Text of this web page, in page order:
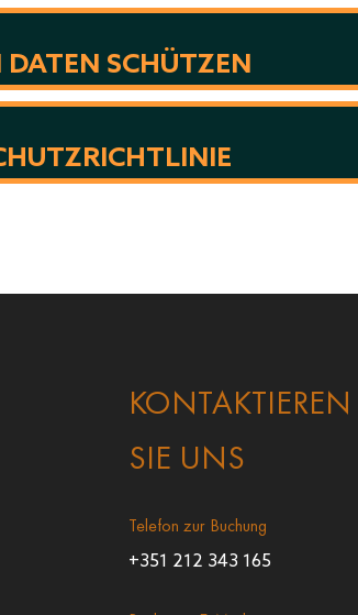
DATEN SCHÜTZEN
KONTAKTIEREN
SIE UNS
Telefon zur Buchung
+351 212 343 165